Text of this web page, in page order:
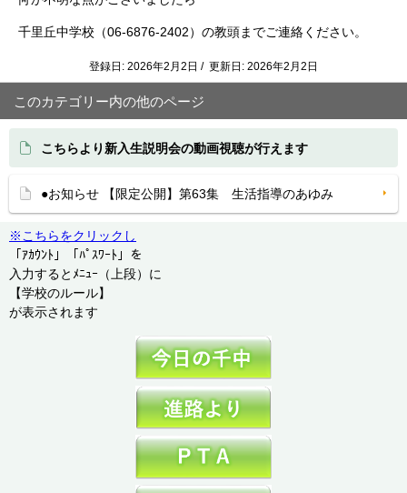
※こちらをクリックし
「ｱｶｳﾝﾄ」「ﾊﾟｽﾜｰﾄ」を
入力するとﾒﾆｭｰ（上段）に
【学校のルール】
が表示されます
千里丘中学校（06-6876-2402）の教頭までご連絡ください。
登録日: 2026年2月2日 / 更新日: 2026年2月2日
このカテゴリー内の他のページ
こちらより新入生説明会の動画視聴が行えます
●お知らせ 【限定公開】第63集 生活指導のあゆみ